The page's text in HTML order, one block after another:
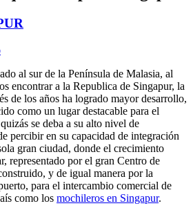
al sur de la Península de Malasia, al
encontrar a la Republica de Singapur, la
de los años ha logrado mayor desarrollo,
como un lugar destacable para el
se deba a su alto nivel de
percibir en su capacidad de integración
gran ciudad, donde el crecimiento
representado por el gran Centro de
y de igual manera por la
para el intercambio comercial de
como los mochileros en Singapur.